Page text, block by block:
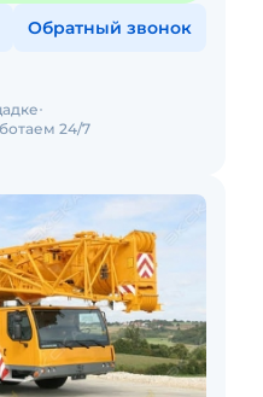
Обратный звонок
24/7